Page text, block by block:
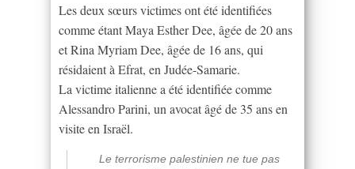
Les deux sœurs victimes ont été identifiées
comme étant Maya Esther Dee, âgée de 20 ans
et Rina Myriam Dee, âgée de 16 ans, qui
résidaient à Efrat, en Judée-Samarie.
La victime italienne a été identifiée comme
Alessandro Parini, un avocat âgé de 35 ans en
visite en Israël.
Le terrorisme palestinien ne tue pas